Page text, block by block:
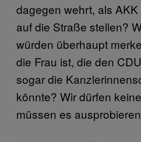
dagegen wehrt, als
auf die Straße stellen?
würden überhaupt
die Frau ist, die den
sogar die
könnte? Wir dürfen
müssen es